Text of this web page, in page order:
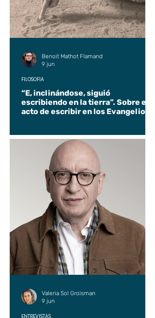
“E, inclinándose, siguió
escribiendo en la tierra”. Sobre el
acto de escribir en los Evangelios.
FILOSOFÍA
Benoit Mathot Flamand
9 jun
ENTREVISTAS
Valeria Sol Groisman
9 jun